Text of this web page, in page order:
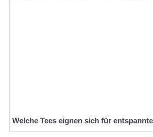
Welche Tees eignen sich für